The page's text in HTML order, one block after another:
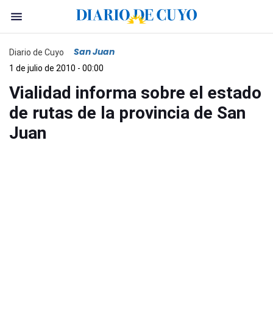
Diario de Cuyo San Juan
1 de julio de 2010 - 00:00
Vialidad informa sobre el estado
de rutas de la provincia de San
Juan